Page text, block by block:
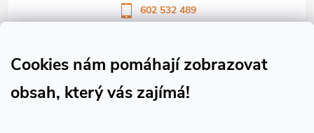
Cookies nám pomáhají zobrazovat
obsah, který vás zajímá!
602 532 489
Sledujte náš vlog CHN_CZ